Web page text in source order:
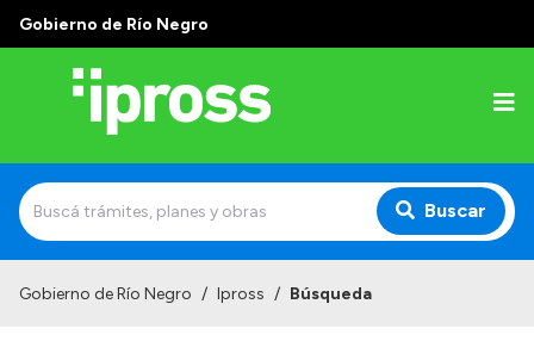
Gobierno de Río Negro
Buscar
Gobierno de Río Negro / Ipross / Búsqueda